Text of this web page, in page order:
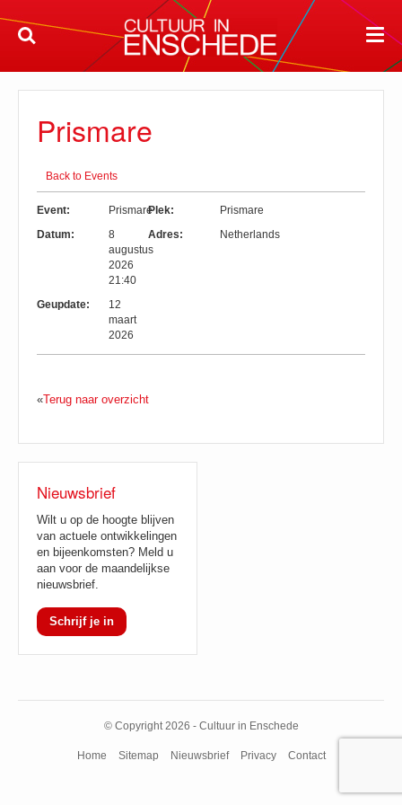
Prismare
Back to Events
Event:
Prismare
Datum:
8
augustus
2026
21:40
Geupdate:
12
maart
2026
Plek:
Prismare
Adres:
Netherlands
«Terug naar overzicht
Nieuwsbrief
Wilt u op de hoogte blijven
van actuele ontwikkelingen
en bijeenkomsten? Meld u
aan voor de maandelijkse
nieuwsbrief.
Schrijf je in
© Copyright 2026 - Cultuur in Enschede
Home Sitemap Nieuwsbrief Privacy Contact